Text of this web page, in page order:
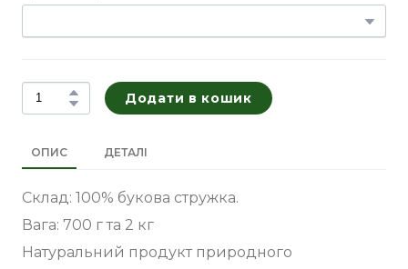
Додати в кошик
ОПИС ДЕТАЛІ
Склад: 100% букова стружка.
Вага: 700 г та 2 кг
Натуральний продукт природного